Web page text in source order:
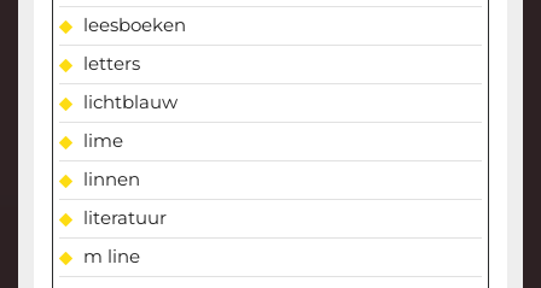
leesboeken
letters
lichtblauw
lime
linnen
literatuur
m line